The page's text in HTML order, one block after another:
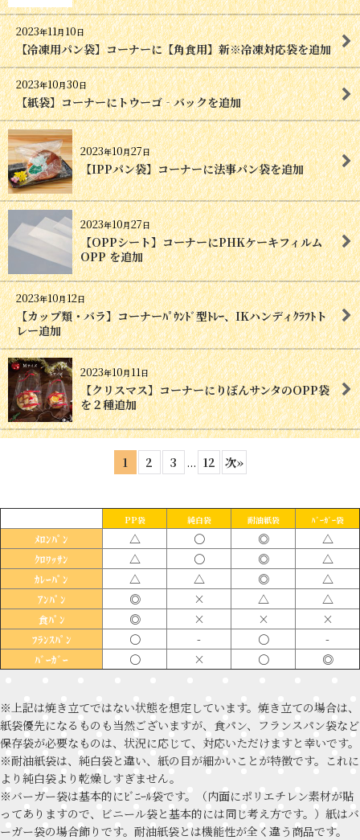
2023年11月10日
【冷凍用パン袋】コーナーに【角食用】新※冷凍対応袋を追加
2023年10月30日
【紙袋】コーナーにトウーゴ‐バックを追加
2023年10月27日
【IPPパン袋】コーナーに法事パン袋を追加
2023年10月27日
【OPPシート】コーナーにPHKケーキフィルム
OPP を追加
2023年10月12日
【カップ類・バラ】コーナーﾊﾟｳﾝﾄﾞ型ﾄﾚｰ、IKハンディｸﾗﾌﾄト
レー追加
2023年10月11日
【クリスマス】コーナーにりぼんサンタのOPP袋
を２種追加
1 2 3 ... 12 次»
PP袋 純白袋 耐油紙袋 ﾊﾞｰｶﾞｰ袋
ﾒﾛﾝﾊﾟﾝ △ 〇 ◎ △
ｸﾛﾜｯｻﾝ △ 〇 ◎ △
ｶﾚｰﾊﾟﾝ △ △ ◎ △
ｱﾝﾊﾟﾝ ◎ × △ △
食ﾊﾟﾝ ◎ × × ×
ﾌﾗﾝｽﾊﾟﾝ 〇 - 〇 -
ﾊﾞｰｶﾞｰ 〇 × 〇 ◎
※上記は焼き立てではない状態を想定しています。焼き立ての場合は、
紙袋優先になるものも当然ございますが、食パン、フランスパン袋など
保存袋が必要なものは、状況に応じて、対応いただけますと幸いです。
※耐油紙袋は、純白袋と違い、紙の目が細かいことが特徴です。これに
より純白袋より乾燥しすぎません。
※バーガー袋は基本的にﾋﾞﾆｰﾙ袋です。（内面にポリエチレン素材が貼
ってありますので、ビニール袋と基本的には同じ考え方です。）紙はバ
ーガー袋の場合飾りです。耐油紙袋とは機能性が全く違う商品です。